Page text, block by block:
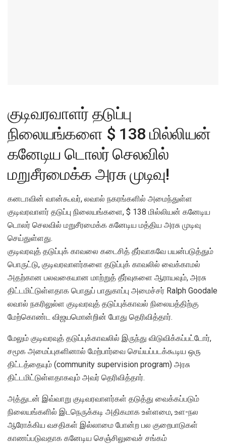
குடிவரவாளர் தடுப்பு
நிலையங்களை $ 138 மில்லியன்
கனேடிய டொலர் செலவில்
மறுசீரமைக்க அரசு முடிவு!
கனடாவின் வான்கூவர், லவால் நகரங்களில் அமைந்துள்ள
குடிவரவாளர் தடுப்பு நிலையங்களை, $ 138 மில்லியன் கனேடிய
டொலர் செலவில் மறுசீரமைக்க கனேடிய மத்திய அரசு முடிவு
செய்துள்ளது.
குடிவரவுத் தடுப்புக் காவலை கடைசித் தீர்வாகவே பயன்படுத்தும்
பொருட்டு, குடிவரவாளர்களை தடுப்புக் காவலில் வைக்காமல்
அதற்கான பலவகையான மாற்றுத் தீர்வுகளை ஆராயவும், அரசு
திட்டமிட்டுள்ளதாக பொதுப் பாதுகாப்பு அமைச்சர் Ralph Goodale
லவால் நகரிலுல்ள குடிவரவுத் தடுப்புக்காவல் நிலையத்திற்கு
மேற்கொண்ட விஜயமொன்றின் போது தெரிவித்தார்.
மேலும் குடிவரவுத் தடுப்புக்காவலில் இருந்து விடுவிக்கப்பட்டோர்,
சமூக அமைப்புகளினால் மேற்பார்வை செய்யப்படக்கூடிய ஒரு
திட்டத்தையும் (community supervision program) அரசு
திட்டமிட்டுள்ளதாகவும் அவர் தெரிவித்தார்.
அத்துடன் இவ்வாறு குடிவரவாளர்கள் தடுத்து வைக்கப்படும்
நிலையங்களில் இடநெருக்கடி அதிகமாக உள்ளமை, உள-நல
ஆரோக்கிய வசதிகள் இல்லாமை போன்ற பல குறைபாடுகள்
காணப்படுவதாக கனேடிய செஞ்சிலுவைச் சங்கம்